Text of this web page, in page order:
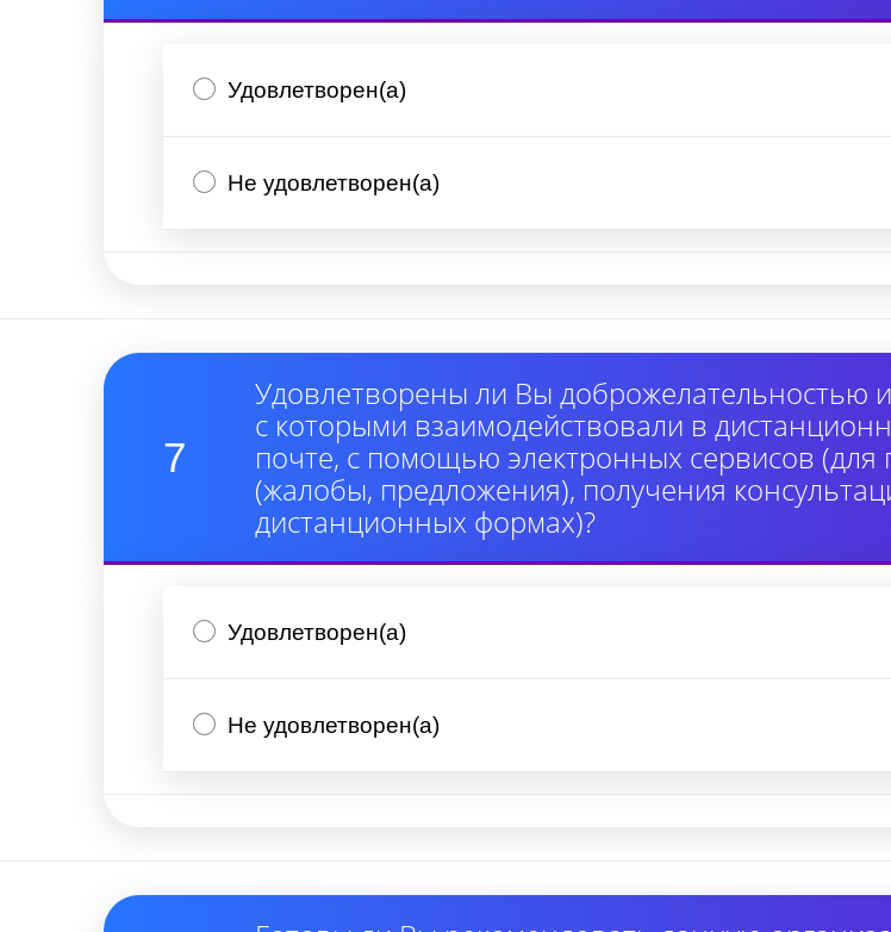
Удовлетворен(а)
Не удовлетворен(а)
7
Удовлетворены ли Вы доброжелательностью
с которыми взаимодействовали в
почте, с помощью электронных сервисов
(жалобы, предложения), получения
дистанционных формах)?
Удовлетворен(а)
Не удовлетворен(а)